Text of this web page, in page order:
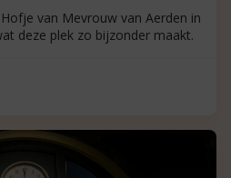
van Mevrouw van Aerden in
deze plek zo bijzonder maakt.